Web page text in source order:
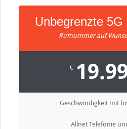
Unbegrenzte
Rufnummer auf
€
Geschwindigkeit mit
Allnet Telefonie